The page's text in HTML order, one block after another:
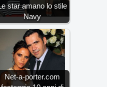
star amano lo stile
Navy
Net-a-porter.com